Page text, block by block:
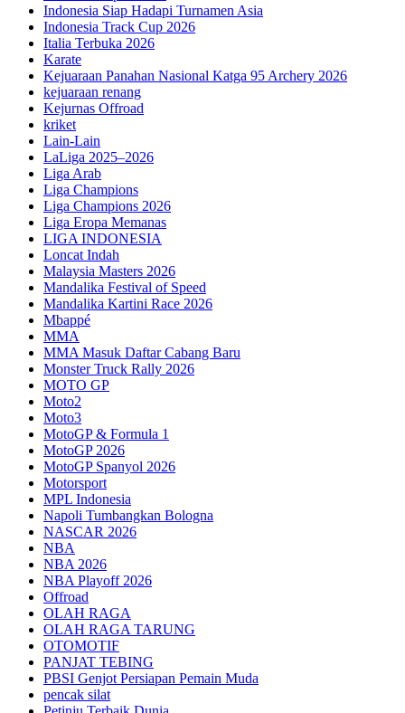
Indonesia Siap Hadapi Turnamen Asia
Indonesia Track Cup 2026
Italia Terbuka 2026
Karate
Kejuaraan Panahan Nasional Katga 95 Archery 2026
kejuaraan renang
Kejurnas Offroad
kriket
Lain-Lain
LaLiga 2025–2026
Liga Arab
Liga Champions
Liga Champions 2026
Liga Eropa Memanas
LIGA INDONESIA
Loncat Indah
Malaysia Masters 2026
Mandalika Festival of Speed
Mandalika Kartini Race 2026
Mbappé
MMA
MMA Masuk Daftar Cabang Baru
Monster Truck Rally 2026
MOTO GP
Moto2
Moto3
MotoGP & Formula 1
MotoGP 2026
MotoGP Spanyol 2026
Motorsport
MPL Indonesia
Napoli Tumbangkan Bologna
NASCAR 2026
NBA
NBA 2026
NBA Playoff 2026
Offroad
OLAH RAGA
OLAH RAGA TARUNG
OTOMOTIF
PANJAT TEBING
PBSI Genjot Persiapan Pemain Muda
pencak silat